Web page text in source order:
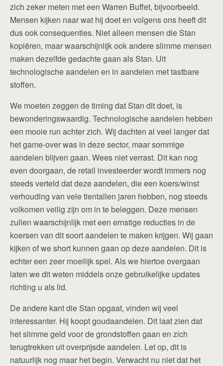
zich zeker meten met een Warren Buffet, bijvoorbeeld.
Mensen kijken naar wat hij doet en volgens ons heeft dit
dus ook consequenties. Niet alleen mensen die Stan
kopiëren, maar waarschijnlijk ook andere slimme mensen
maken dezelfde gedachte gaan als Stan. Uit
technologische aandelen en in aandelen met tastbare
stoffen.
We moeten zeggen de timing dat Stan dit doet, is
bewonderingswaardig. Technologische aandelen hebben
een mooie run achter zich. Wij dachten al veel langer dat
het game-over was in deze sector, maar sommige
aandelen blijven gaan. Wees niet verrast. Dit kan nog
even doorgaan, de retail investeerder wordt immers nog
steeds verteld dat deze aandelen, die een koers/winst
verhouding van vele tientallen jaren hebben, nog steeds
volkomen veilig zijn om in te beleggen. Deze mensen
zullen waarschijnlijk met een ernstige reducties in de
koersen van dit soort aandelen te maken krijgen. Wij gaan
kijken of we short kunnen gaan op deze aandelen. Dit is
echter een zeer moeilijk spel. Als we hiertoe overgaan
laten we dit weten middels onze gebruikelijke updates
richting u als lid.
De andere kant die Stan opgaat, vinden wij veel
interessanter. Hij koopt goudaandelen. Dit laat zien dat
het slimme geld voor de grondstoffen gaan en zich
terugtrekken uit overprijsde aandelen. Let op, dit is
natuurlijk nog maar het begin. Verwacht nu niet dat het